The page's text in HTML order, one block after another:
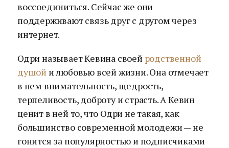
воссоединиться. Сейчас же они
поддерживают связь друг с другом через
интернет.
Одри называет Кевина своей родственной
душой и любовью всей жизни. Она отмечает
в нем внимательность, щедрость,
терпеливость, доброту и страсть. А Кевин
ценит в ней то, что Одри не такая, как
большинство современной молодежи — не
гонится за популярностью и подписчиками